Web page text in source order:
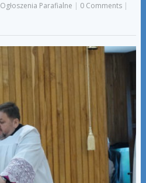
Ogłoszenia Parafialne | 0 Comments |